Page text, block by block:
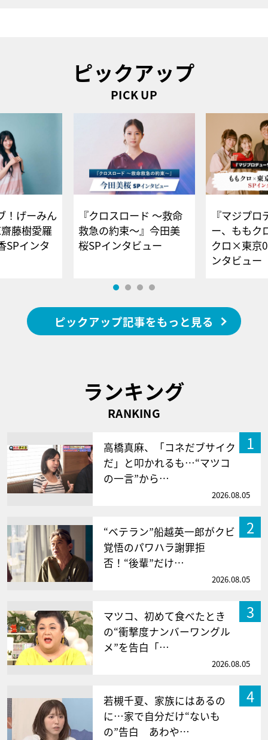
ピックアップ
PICK UP
！げーみん
藤樹愛羅
SPインタ
『クロスロード ～救命
救急の約束～』今田美
桜SPインタビュー
『マジプロ
ー、ももク
クロ×東京
ンタビュー
ピックアップ記事をもっと見る
ランキング
RANKING
1
高橋真麻、「コネだブサイク
だ」と叩かれるも…“マツコ
の一言”から…
2026.08.05
2
“ベテラン”船越英一郎がクビ
覚悟のパワハラ謝罪拒
否！“後輩”だけ…
2026.08.05
3
マツコ、初めて食べたとき
の“衝撃度ナンバーワングル
メ”を告白「…
2026.08.05
4
若槻千夏、家族にはあるの
に…家で自分だけ“ないも
の”告白 あわや…